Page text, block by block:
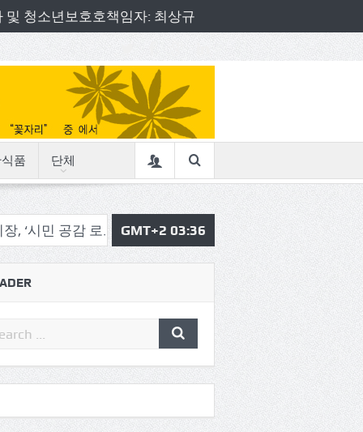
청소년보호호책임자: 최상규
품 단체
로드체킹’ 송파구 , ‘송이 한 컷’ 동네 풍경사진 공모전
GMT+2 03:36